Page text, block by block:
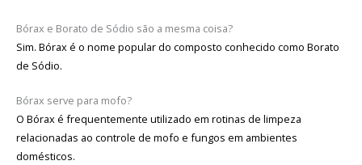
Bórax e Borato de Sódio são a mesma coisa?
Sim. Bórax é o nome popular do composto conhecido como Borato
de Sódio.
Bórax serve para mofo?
O Bórax é frequentemente utilizado em rotinas de limpeza
relacionadas ao controle de mofo e fungos em ambientes
domésticos.